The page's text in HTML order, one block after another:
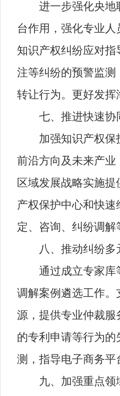
进一步强化央地联
台作用，强化专业
知识产权纠纷应对
注等纠纷的预警监
转让行为。更好发
七、推进快速协
加强知识产权保护
前沿方向及未来产
区域发展战略实施
产权保护中心和快
定、咨询、纠纷调
八、推动纠纷多
通过成立专家库等
调解案例遴选工作
源，提供专业仲裁
的专利申请等行为
测，指导电子商务
九、加强重点领